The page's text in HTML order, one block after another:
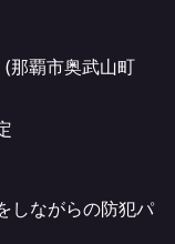
那覇市奥武山町
しながらの防犯パ